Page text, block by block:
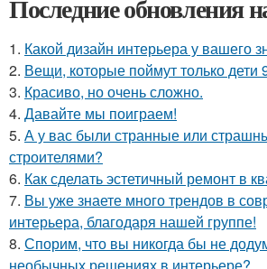
Последние обновления
1. Какой дизайн интерьера у вашего
2. Вещи, которые поймут только дети
3. Красиво, но очень сложно.
4. Давайте мы поиграем!
5. А у вас были странные или
строителями?
6. Как сделать эстетичный ремонт в
7. Вы уже знаете много трендов в
интерьера, благодаря нашей группе!
8. Спорим, что вы никогда бы не